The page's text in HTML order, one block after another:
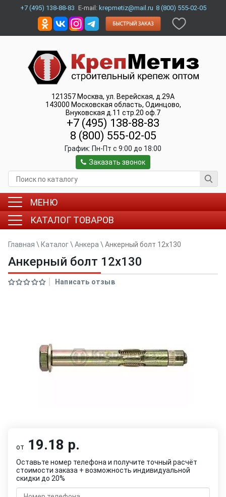
+7 (495) 138-88-83 E-mail: krepmetiz@mail.ru 8 (800) 555-02-05
121357 Москва, ул. Верейская, д.29А
143000 Московская область, Одинцово,
Внуковская д.11 стр.20 оф.7
+7 (495) 138-88-83
8 (800) 555-02-05
График: Пн-Пт c 9:00 до 18:00
Заказать звонок
МЕНЮ
КАТАЛОГ ТОВАРОВ
Главная \ Каталог\ Анкера \ Анкерный болт 12x130
Анкерный болт 12x130
Написать отзыв
от 19.18 р.
Оставьте номер телефона и получите точный расчёт
стоимости заказа + возможность индивидуальной
скидки до 20%